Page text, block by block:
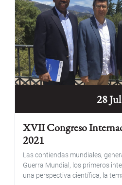
28 Jul
XVII Congreso
2021
Las contiendas mundiales,
Guerra Mundial, los primeros
una perspectiva científica, la